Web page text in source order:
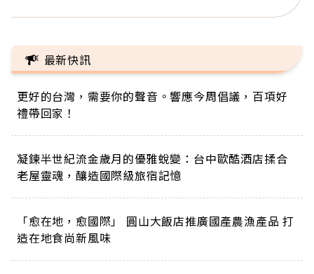
最新快訊
更好的台灣，需要你的聲音。響應今周倡議，百項好
禮帶回家！
凝鍊半世紀流金歲月的優雅蛻變：台中歐酷酒店揉合
老屋靈魂，釀造國際級旅宿記憶
「愈在地，愈國際」 圓山大飯店推廣國產農漁產品 打
造在地食尚新風味